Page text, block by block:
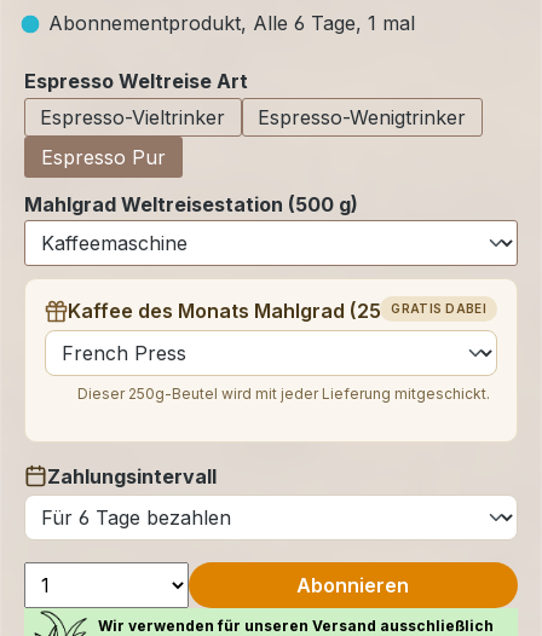
Abonnementprodukt, Alle 6 Tage, 1 mal
Espresso Weltreise Art
Espresso-Vieltrinker
Espresso-Wenigtrinker
Espresso Pur
Mahlgrad Weltreisestation (500 g)
GRATIS DABEI
Kaffee des Monats Mahlgrad (250 g)
auswählen
Dieser 250g-Beutel wird mit jeder Lieferung mitgeschickt.
Zahlungsintervall
auswählen
Abonnieren
Wir verwenden für unseren Versand ausschließlich